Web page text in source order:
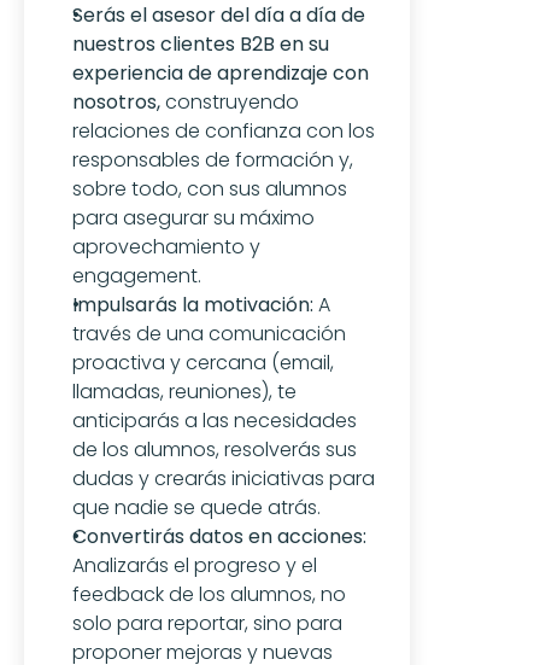
Serás el asesor del día a día de
nuestros clientes B2B en su
experiencia de aprendizaje con
nosotros, construyendo
relaciones de confianza con los
responsables de formación y,
sobre todo, con sus alumnos
para asegurar su máximo
aprovechamiento y
engagement.
Impulsarás la motivación: A
través de una comunicación
proactiva y cercana (email,
llamadas, reuniones), te
anticiparás a las necesidades
de los alumnos, resolverás sus
dudas y crearás iniciativas para
que nadie se quede atrás.
Convertirás datos en acciones:
Analizarás el progreso y el
feedback de los alumnos, no
solo para reportar, sino para
proponer mejoras y nuevas